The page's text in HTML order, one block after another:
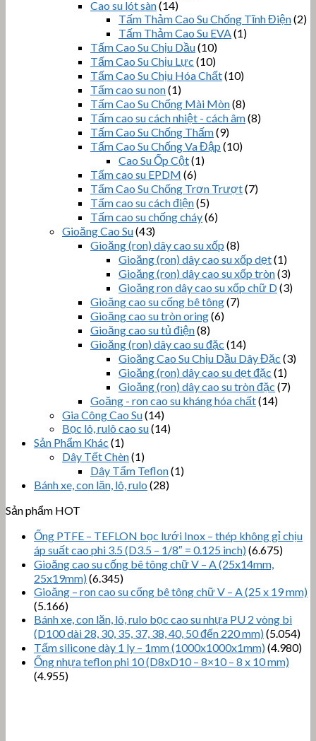
Cao su lót sàn(14)
Tấm Thảm Cao Su Chống Tĩnh Điện(2)
Tấm Thảm Cao Su EVA(1)
Tấm Cao Su Chịu Dầu(10)
Tấm Cao Su Chịu Lực (10)
Tấm Cao Su Chịu Hóa Chất(10)
Tấm cao su non(1)
Tấm Cao Su Chống Mài Mòn(8)
Tấm cao su cách nhiệt - cách âm(8)
Tấm Cao Su Chống Thấm(9)
Tấm Cao Su Chống Va Đập (10)
Cao Su Ốp Cột(1)
Tấm cao su EPDM (6)
Tấm Cao Su Chống Trơn Trượt(7)
Tấm cao su cách điện(5)
Tấm cao su chống cháy(6)
Gioăng Cao Su(43)
Gioăng (ron) dây cao su xốp (8)
Gioăng (ron) dây cao su xốp dẹt(1)
Gioăng (ron) dây cao su xốp tròn(3)
Gioăng ron dây cao su xốp chữ D(3)
Gioăng cao su cống bê tông(7)
Gioăng cao su tròn oring(6)
Gioăng cao su tủ điện(8)
Gioăng (ron) dây cao su đặc (14)
Gioăng Cao Su Chịu Dầu Dây Đặc (3)
Gioăng (ron) dây cao su dẹt đặc (1)
Gioăng (ron) dây cao su tròn đặc (7)
Goăng - ron cao su kháng hóa chất(14)
Gia Công Cao Su(14)
Bọc lô, rulô cao su(14)
Sản Phẩm Khác (1)
Dây Tết Chèn(1)
Dây Tẩm Teflon(1)
Bánh xe, con lăn, lô, rulo (28)
Sản phẩm HOT
Ống PTFE – TEFLON bọc lưới Inox – thép không gỉ chịu
áp suất cao phi 3.5 (D3.5 – 1/8″ = 0.125 inch)(6.675)
Gioăng cao su cống bê tông chữ V – A (25x14mm,
25x19mm)(6.345)
Gioăng – ron cao su cống bê tông chữ V – A (25 x 19 mm)
(5.166)
Bánh xe, con lăn, lô, rulo bọc cao su nhựa PU 2 vòng bi
(D100 dài 28, 30, 35, 37, 38, 40, 50 đến 220 mm)(5.054)
Tấm silicone dày 1 ly – 1mm (1000x1000x1mm)(4.980)
Ống nhựa teflon phi 10 (D8xD10 – 8×10 – 8 x 10 mm)
(4.955)